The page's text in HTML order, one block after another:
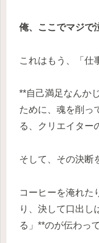
俺、ここでマジで
これはもう、「仕
**自己満足なんか
ために、魂を削っ
る、クリエイター
そして、その決断
コーヒーを淹れた
り、決して口出し
る」**のが伝わっ